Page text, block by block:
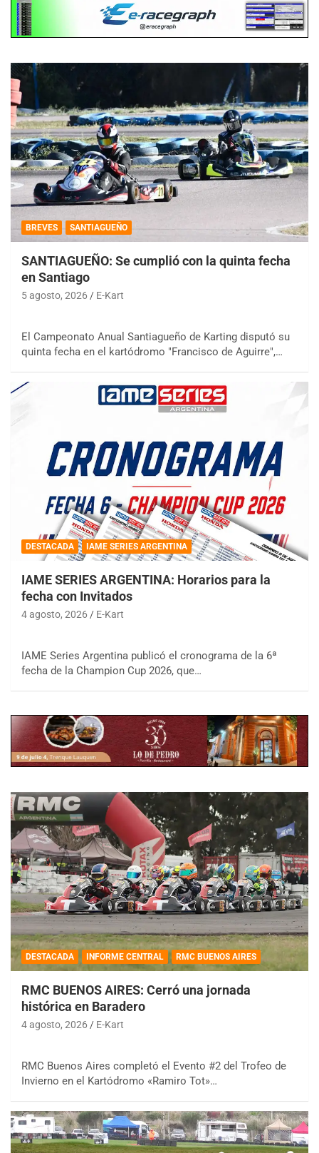
BREVES SANTIAGUEÑO
SANTIAGUEÑO: Se cumplió con la quinta fecha
en Santiago
5 agosto, 2026 E-Kart
El Campeonato Anual Santiagueño de Karting disputó su
quinta fecha en el kartódromo "Francisco de Aguirre",…
DESTACADA IAME SERIES ARGENTINA
IAME SERIES ARGENTINA: Horarios para la
fecha con Invitados
4 agosto, 2026 E-Kart
IAME Series Argentina publicó el cronograma de la 6ª
fecha de la Champion Cup 2026, que…
DESTACADA INFORME CENTRAL RMC BUENOS AIRES
RMC BUENOS AIRES: Cerró una jornada
histórica en Baradero
4 agosto, 2026 E-Kart
RMC Buenos Aires completó el Evento #2 del Trofeo de
Invierno en el Kartódromo «Ramiro Tot»…